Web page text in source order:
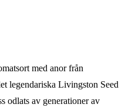
med anor från
legendariska Livingston Seed
odlats av generationer av